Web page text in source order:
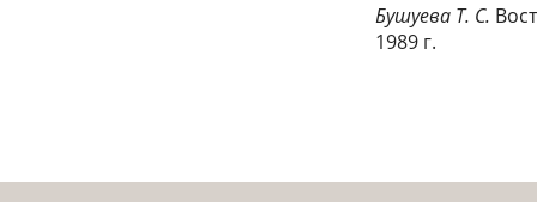
Бушуева Т. С.
1989 г.